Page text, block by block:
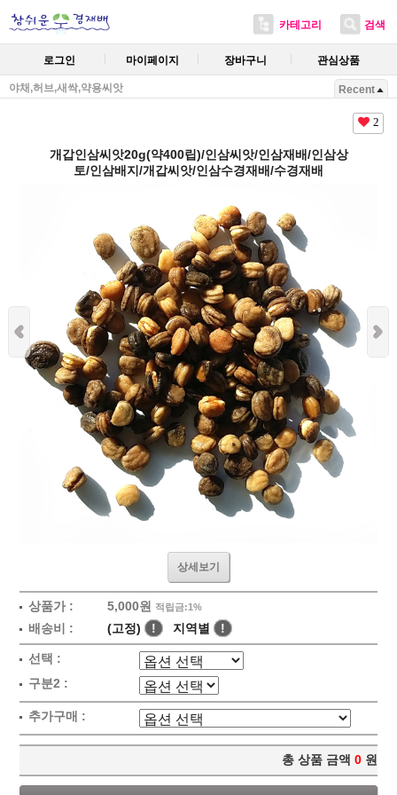
카테고리 검색
로그인 마이페이지 장바구니 관심상품
야채,허브,새싹,약용씨앗 Recent
2
개갑인삼씨앗20g(약400립)/인삼씨앗/인삼재배/인삼상
토/인삼배지/개갑씨앗/인삼수경재배/수경재배
상세보기
상품가 : 5,000원 적립금:1%
배송비 : (고정) ! 지역별 !
선택 :
구분2 :
추가구매 :
총 상품 금액 0 원